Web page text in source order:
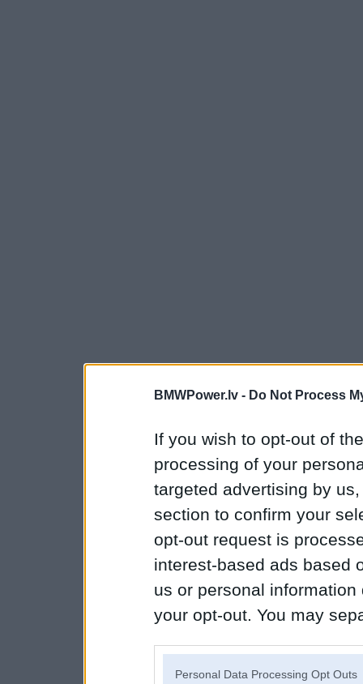
BMWPower.lv - Do Not Process
If you wish to opt-out of
processing of your
targeted advertising by
section to confirm your
opt-out request is
interest-based ads based
us or personal
your opt-out. You may
Personal Data Processing Opt Outs